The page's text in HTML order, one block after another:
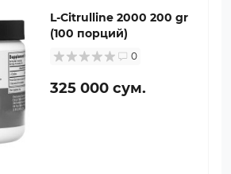
L-Citrulline 2000 200 gr
(100 порций)
0
325 000 сум.